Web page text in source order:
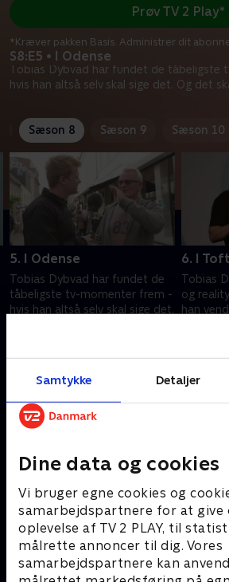
Samtykke Detaljer
Dine data og cookies
Vi bruger egne cookies og
samarbejdspartnere for at give
oplevelse af TV 2 PLAY, til
målrette annoncer til dig. Vores
samarbejdspartnere kan
S8:E5 • I Odense
Tobias Dybvad har fundet de tåbeligste
hvis han altså selv skal sige det. Og det
Prøv TV 2 Play*
*Kræver pakken Basis. Administrer dit
Sæson 8 Sæson 9 Sæson 10
5. I Odense
Tobias Dybvad har fundet de
tåbeligste tv-momenter frem -
hvis han altså selv skal sige det.
6. I
Tobias
og
han
16.
Andre så også
Verdensmænd